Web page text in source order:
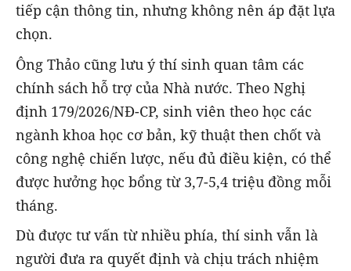
tiếp cận thông tin, nhưng không nên áp đặt lựa
chọn.
Ông Thảo cũng lưu ý thí sinh quan tâm các
chính sách hỗ trợ của Nhà nước. Theo Nghị
định 179/2026/NĐ-CP, sinh viên theo học các
ngành khoa học cơ bản, kỹ thuật then chốt và
công nghệ chiến lược, nếu đủ điều kiện, có thể
được hưởng học bổng từ 3,7-5,4 triệu đồng mỗi
tháng.
Dù được tư vấn từ nhiều phía, thí sinh vẫn là
người đưa ra quyết định và chịu trách nhiệm